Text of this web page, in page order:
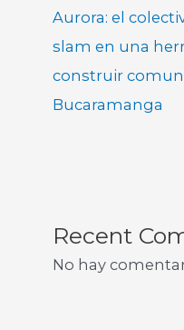
Aurora: el
slam en una
construir
Bucaramanga
Recent
No hay